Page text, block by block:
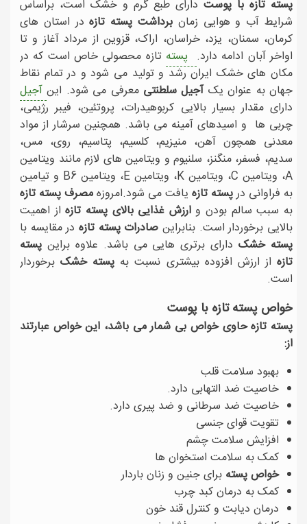
پسته تازه با پوست دارای طبع گرم و خشک است، براساس
شرایط آب و هوایی زمان برداشت پسته تازه در استان های
کرمان، سمنان، یزد، خراسان، اراک، قزوین از مرداد آغاز و تا
اواخر آبان ادامه دارد. پسته تازه محصولی خاص است که در
مکان های خشک ایران رشد و تولید می شود و در تمام نقاط
جهان به عنوان یکآجیل سلطنتی معرفی می شود. اینآجیل
دارای مقدار بسیار بالایی کربوهیدرات، پروتئین، فیبر رژیمی،
چربی ها و اسیدهای آمینه می باشد. همچنین سرشار از مواد
معدنی همچون آهن، منیزیم، کلسیم، پتاسیم، روی، مس،
سدیم، فسفر، منگنز، سلنیوم و ویتامین های لازم مانند ویتامین
A، ویتامین C، ویتامین K، ویتامین E، ویتامین B6 و تیامین
به فراوانی درپسته تازه یافت می شود.امروزهمصرف پسته تازه
به سبب سالم بودن وارزش غذایی بالای پسته تازه از اهمیت
بالایی برخوردار است. بنابراین صادرات پسته تازه در مقایسه با
پسته خشکدارای برتری هایی می باشد. علاوه براین پسته
تازهاز ارزش افزوده بیشتری نسبت به پسته خشک برخوردار
است.
خواص پسته تازه با پوست
پسته تازه حاوی خواص بی شمار می باشد، این خواص عبارتند
از:
بهبود سلامت قلب
خاصیت ضد التهابی دارد.
خاصیت ضد سرطانی و ضد پیری دارد.
تقویت قوای جنسی
افزایش سلامت چشم
کمک به سلامت استخوان ها
خواص پسته برای جنین و زنان باردار
کمک به درمان کبد چرب
درمان دیابت و کنترل قند خون